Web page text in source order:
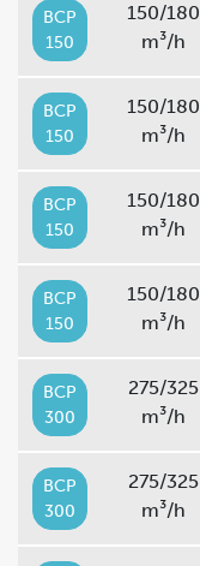
BCP
150
150/180
m³/h
BCP
150
150/180
m³/h
BCP
150
150/180
m³/h
BCP
150
150/180
m³/h
BCP
300
275/325
m³/h
BCP
300
275/325
m³/h